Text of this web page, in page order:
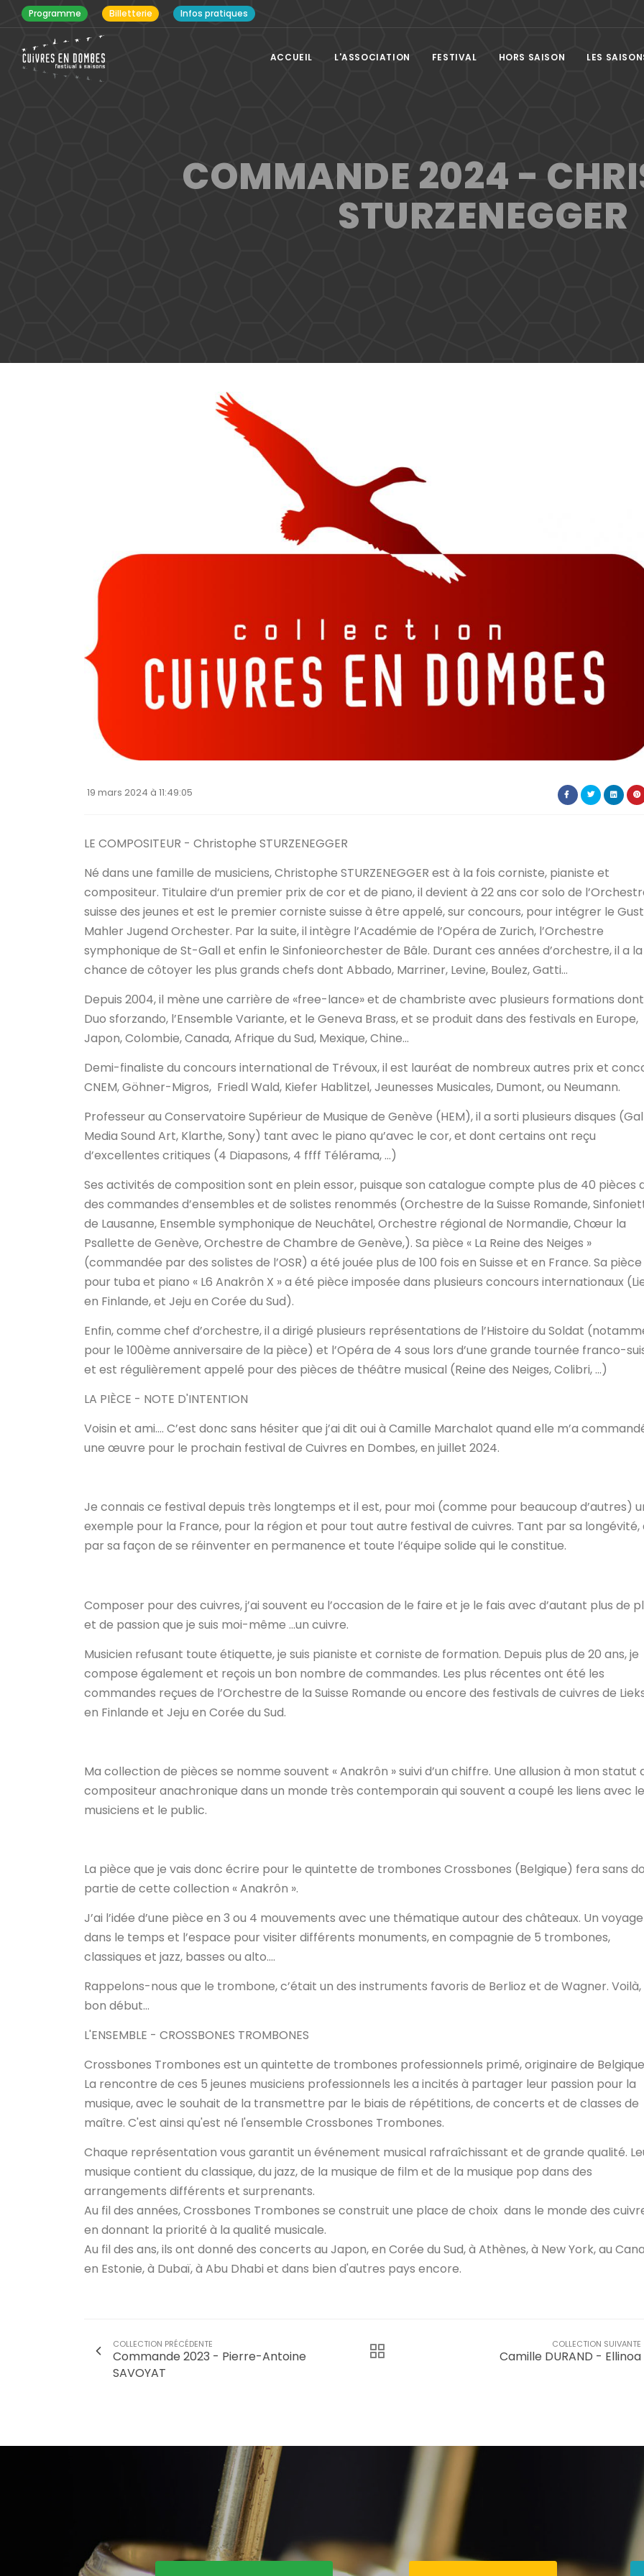
Programme Billetterie Infos pratiques
ACCUEIL L'ASSOCIATION FESTIVAL HORS SAISON LES
COMMANDE 2024 -
STURZENEGGER
19 mars 2024 à 11:49:05
LE COMPOSITEUR - Christophe STURZENEGGER
Né dans une famille de musiciens, Christophe STURZENEGGER est à la fois corniste, pianiste et
compositeur. Titulaire d‘un premier prix de cor et de piano, il devient à 22 ans cor solo de
suisse des jeunes et est le premier corniste suisse à être appelé, sur concours, pour intégrer le
Mahler Jugend Orchester. Par la suite, il intègre l’Académie de l’Opéra de Zurich, l’Orchestre
symphonique de St-Gall et enfin le Sinfonieorchester de Bâle. Durant ces années d’orchestre, il a la
chance de côtoyer les plus grands chefs dont Abbado, Marriner, Levine, Boulez, Gatti…
Depuis 2004, il mène une carrière de «free-lance» et de chambriste avec plusieurs formations
Duo sforzando, l’Ensemble Variante, et le Geneva Brass, et se produit dans des festivals en Europe,
Japon, Colombie, Canada, Afrique du Sud, Mexique, Chine…
Demi-finaliste du concours international de Trévoux, il est lauréat de nombreux autres prix et
CNEM, Göhner-Migros, Friedl Wald, Kiefer Hablitzel, Jeunesses Musicales, Dumont, ou Neumann.
Professeur au Conservatoire Supérieur de Musique de Genève (HEM), il a sorti plusieurs disques
Media Sound Art, Klarthe, Sony) tant avec le piano qu’avec le cor, et dont certains ont reçu
d’excellentes critiques (4 Diapasons, 4 ffff Télérama, …)
Ses activités de composition sont en plein essor, puisque son catalogue compte plus de 40 pièces
des commandes d’ensembles et de solistes renommés (Orchestre de la Suisse Romande,
de Lausanne, Ensemble symphonique de Neuchâtel, Orchestre régional de Normandie, Chœur la
Psallette de Genève, Orchestre de Chambre de Genève,). Sa pièce « La Reine des Neiges »
(commandée par des solistes de l’OSR) a été jouée plus de 100 fois en Suisse et en France. Sa pièce
pour tuba et piano « L6 Anakrôn X » a été pièce imposée dans plusieurs concours internationaux
en Finlande, et Jeju en Corée du Sud).
Enfin, comme chef d’orchestre, il a dirigé plusieurs représentations de l’Histoire du Soldat
pour le 100ème anniversaire de la pièce) et l’Opéra de 4 sous lors d’une grande tournée franco-
et est régulièrement appelé pour des pièces de théâtre musical (Reine des Neiges, Colibri, …)
LA PIÈCE - NOTE D'INTENTION
Voisin et ami…. C’est donc sans hésiter que j’ai dit oui à Camille Marchalot quand elle m’a
une œuvre pour le prochain festival de Cuivres en Dombes, en juillet 2024.
Je connais ce festival depuis très longtemps et il est, pour moi (comme pour beaucoup d’autres)
exemple pour la France, pour la région et pour tout autre festival de cuivres. Tant par sa longévité,
par sa façon de se réinventer en permanence et toute l’équipe solide qui le constitue.
Composer pour des cuivres, j’ai souvent eu l’occasion de le faire et je le fais avec d’autant plus de
et de passion que je suis moi-même …un cuivre.
Musicien refusant toute étiquette, je suis pianiste et corniste de formation. Depuis plus de 20 ans, je
compose également et reçois un bon nombre de commandes. Les plus récentes ont été les
commandes reçues de l’Orchestre de la Suisse Romande ou encore des festivals de cuivres de
en Finlande et Jeju en Corée du Sud.
Ma collection de pièces se nomme souvent « Anakrôn » suivi d’un chiffre. Une allusion à mon statut
compositeur anachronique dans un monde très contemporain qui souvent a coupé les liens avec
musiciens et le public.
La pièce que je vais donc écrire pour le quintette de trombones Crossbones (Belgique) fera sans
partie de cette collection « Anakrôn ».
J’ai l’idée d’une pièce en 3 ou 4 mouvements avec une thématique autour des châteaux. Un voyage
dans le temps et l’espace pour visiter différents monuments, en compagnie de 5 trombones,
classiques et jazz, basses ou alto….
Rappelons-nous que le trombone, c’était un des instruments favoris de Berlioz et de Wagner. Voilà,
bon début…
L'ENSEMBLE - CROSSBONES TROMBONES
Crossbones Trombones est un quintette de trombones professionnels primé, originaire de
La rencontre de ces 5 jeunes musiciens professionnels les a incités à partager leur passion pour la
musique, avec le souhait de la transmettre par le biais de répétitions, de concerts et de classes de
maître. C'est ainsi qu'est né l'ensemble Crossbones Trombones.
Chaque représentation vous garantit un événement musical rafraîchissant et de grande qualité.
musique contient du classique, du jazz, de la musique de film et de la musique pop dans des
arrangements différents et surprenants.
Au fil des années, Crossbones Trombones se construit une place de choix dans le monde des
en donnant la priorité à la qualité musicale.
Au fil des ans, ils ont donné des concerts au Japon, en Corée du Sud, à Athènes, à New York, au
en Estonie, à Dubaï, à Abu Dhabi et dans bien d'autres pays encore.
COLLECTION PRÉCÉDENTE
Commande 2023 - Pierre-Antoine
SAVOYAT
COLLECTION SUIVANTE
Camille DURAND - Ellinoa